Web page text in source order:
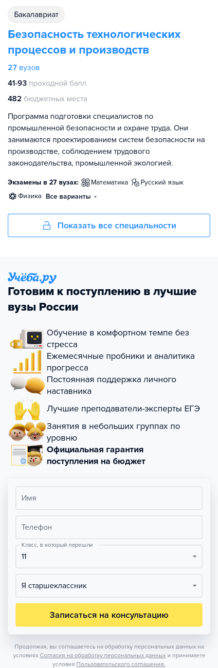
бакалавриат
Безопасность технологических
процессов и производств
27 вузов
41-93 проходной балл
482 бюджетных места
Программа подготовки специалистов по
промышленной безопасности и охране труда. Они
занимаются проектированием систем безопасности на
производстве, соблюдением трудового
законодательства, промышленной экологией.
Экзамены в 27 вузах: математика
русский язык
физика Все варианты
Показать все специальности
Готовим к поступлению в лучшие
вузы России
Обучение в комфортном темпе без
стресса
Ежемесячные пробники и аналитика
прогресса
Постоянная поддержка личного
наставника
Лучшие преподаватели-эксперты ЕГЭ
Занятия в небольших группах по
уровню
Официальная гарантия
поступления на бюджет
Имя
Телефон
Класс, в который перешли
11
Я старшеклассник
Записаться на консультацию
Продолжая, вы соглашаетесь на обработку персональных данных на
условиях Согласия на обработку персональных данных и принимаете
условия Пользовательского соглашения.